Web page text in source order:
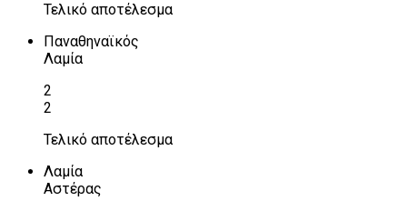
Τελικό αποτέλεσμα
Παναθηναϊκός
Λαμία
2
2
Τελικό αποτέλεσμα
Λαμία
Αστέρας